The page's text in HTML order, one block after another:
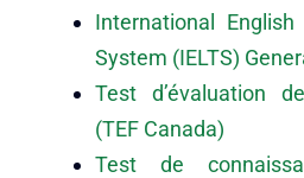
International
System (IELTS)
Test d’évaluation
(TEF Canada)
Test de